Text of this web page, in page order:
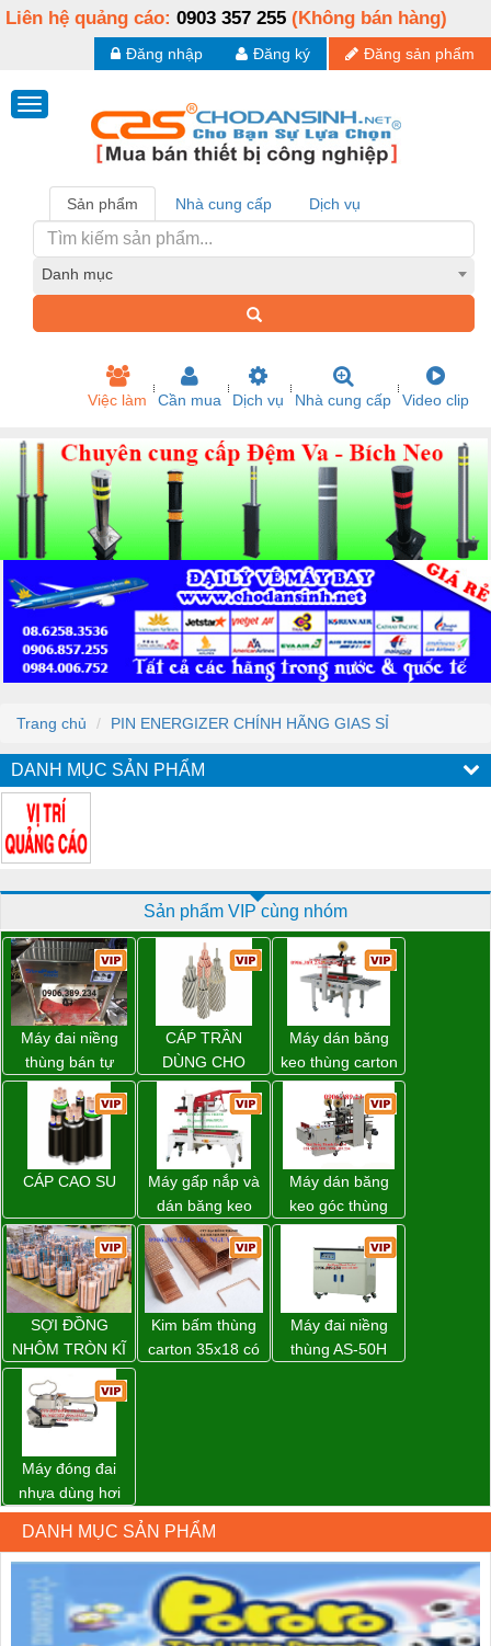
Liên hệ quảng cáo: 0903 357 255 (Không bán hàng)
Đăng sản phẩm
Đăng ký
Đăng nhập
Sản phẩm Nhà cung cấp Dịch vụ
Danh mục
Việc làm Cần mua Dịch vụ Nhà cung cấp Video clip
Trang chủ PIN ENERGIZER CHÍNH HÃNG GIAS SỈ
DANH MỤC SẢN PHẨM
Sản phẩm VIP cùng nhóm
Máy đai niềng
thùng bán tự
động D53XS2
của hãng
Strapack Nhật
CÁP TRẦN
DÙNG CHO
ĐƯỜNG DÂY
TẢI ĐIỆN TRÊN
KHÔNG
Máy dán băng
keo thùng carton
WP-5050RL
chính hãng
CÁP CAO SU
Máy gấp nắp và
dán băng keo
thùng carton tự
động WP-5050F
giá rẻ
Máy dán băng
keo góc thùng
carton giá tốt
Đồng Nai
SỢI ĐỒNG
NHÔM TRÒN KĨ
THUẬT ĐIỆN
Kim bấm thùng
carton 35x18 có
Máy đai niềng
thùng AS-50H
Máy đóng đai
nhựa dùng hơi
khí nén WP-20
DANH MỤC SẢN PHẨM